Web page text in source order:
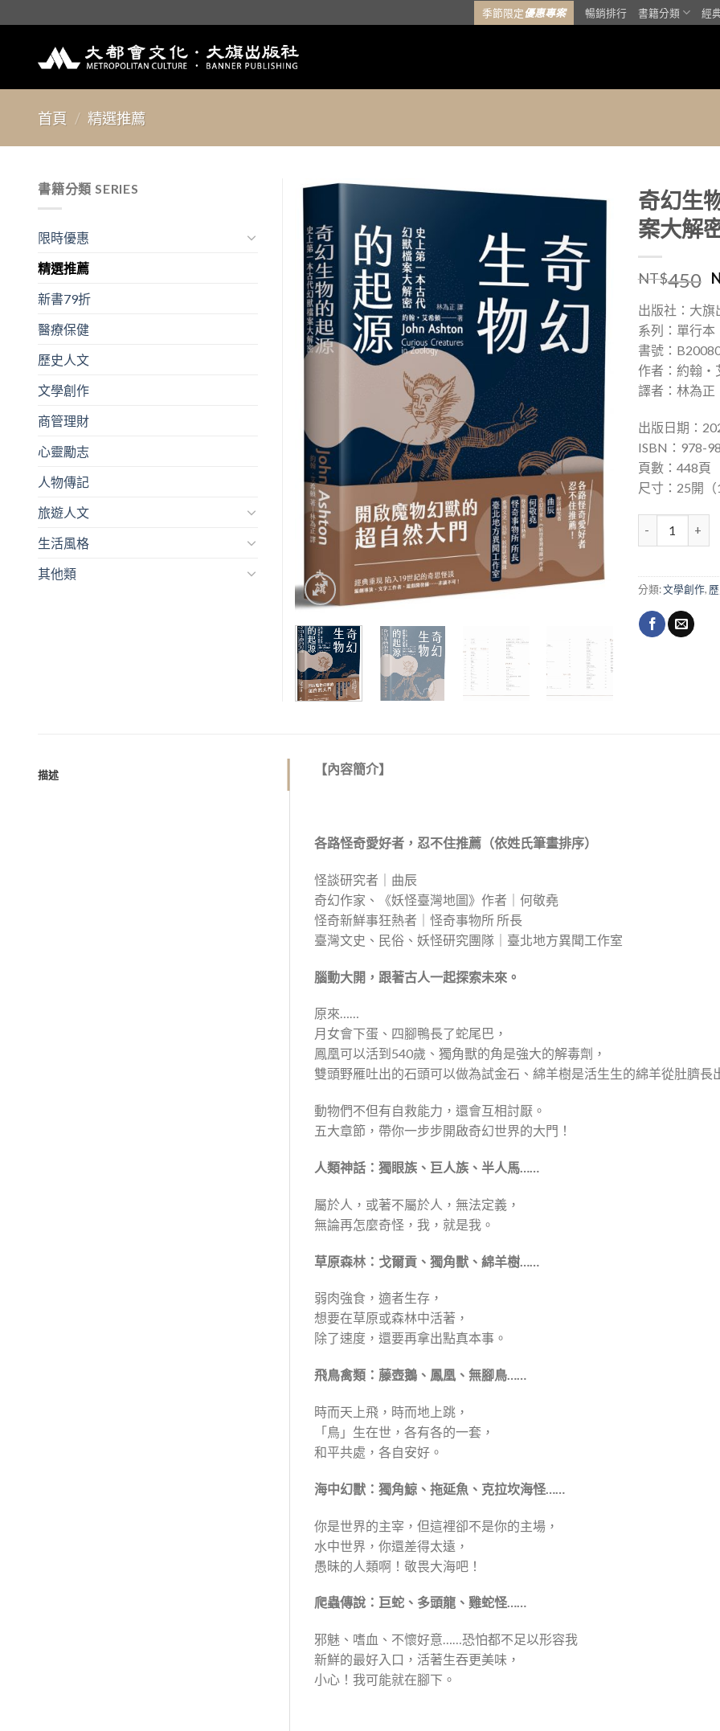
to
季節限定優惠專案 暢銷排行 書籍分類 經
首頁 / 精選推薦
「願
望清
奇幻生
案大解
NT$450
出版社：大旗
系列：單行本
書號：
作者：約翰‧
譯者：林為正
出版日期：
ISBN：978-
頁數：448頁
尺寸：25開
奇幻生物的起
分類:文學創作,
書籍分類 SERIES
限時優惠
精選推薦
新書79折
醫療保健
歷史人文
文學創作
商管理財
心靈勵志
人物傳記
旅遊人文
生活風格
其他類
描述 【內容簡介】
各路怪奇愛好者，忍不住推薦（依姓氏筆畫排序）
怪談研究者｜曲辰
奇幻作家、《妖怪臺灣地圖》作者｜何敬堯
怪奇新鮮事狂熱者｜怪奇事物所 所長
臺灣文史、民俗、妖怪研究團隊｜臺北地方異聞工作室
腦動大開，跟著古人一起探索未來。
原來……
月女會下蛋、四腳鴨長了蛇尾巴，
鳳凰可以活到540歲、獨角獸的角是強大的解毒劑，
雙頭野雁吐出的石頭可以做為試金石、綿羊樹是活生生的綿羊從肚臍長
動物們不但有自救能力，還會互相討厭。
五大章節，帶你一步步開啟奇幻世界的大門！
人類神話： 獨眼族、巨人族、半人馬……
屬於人，或著不屬於人，無法定義，
無論再怎麼奇怪，我，就是我。
草原森林： 戈爾貢、獨角獸、綿羊樹……
弱肉強食，適者生存，
想要在草原或森林中活著，
除了速度，還要再拿出點真本事。
飛鳥禽類： 藤壺鵝、鳳凰、無腳鳥……
時而天上飛，時而地上跳，
「鳥」生在世，各有各的一套，
和平共處，各自安好。
海中幻獸： 獨角鯨、拖延魚、克拉坎海怪……
你是世界的主宰，但這裡卻不是你的主場，
水中世界，你還差得太遠，
愚昧的人類啊！敬畏大海吧！
爬蟲傳說： 巨蛇、多頭龍、雞蛇怪……
邪魅、嗜血、不懷好意……恐怕都不足以形容我
新鮮的最好入口，活著生吞更美味，
小心！我可能就在腳下。